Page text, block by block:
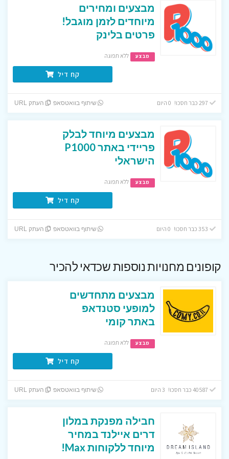
מבצעים ומחירים
מיוחדים לזמן מוגבל!
פרטים בלינק
מבצע ללא תפוגה
קח דיל
שיתוף בוואטסאפ העתק URL
מבצעים מיוחד לבלק
פריידי באתר P1000
הישראלי
מבצע ללא תפוגה
קח דיל
שיתוף בוואטסאפ העתק URL
קופונים מחנויות נוספות שכדאי להכיר
מבצעים מתחדשים
למופעי סטנדאפ
באתר קומי
מבצע ללא תפוגה
קח דיל
שיתוף בוואטסאפ העתק URL
חבילה מפנקת במלון
דרים איילנד במחיר
מיוחד ללקוחות Max!